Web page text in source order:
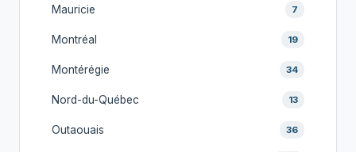
Mauricie 7
Montréal 19
Montérégie 34
Nord-du-Québec 13
Outaouais 36